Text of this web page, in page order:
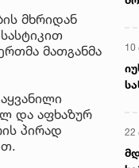
მხრიდან
მათგანმა
და აფხაზურ
პირად